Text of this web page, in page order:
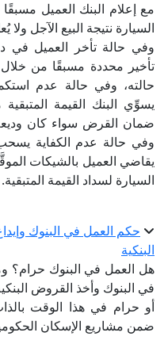
مع إعلام البنك العميل
السيارة نتيجة البيع الآجل
وفي حالة تأخر العميل
تأخير محددة مسبقًا من
حالته، وفي حالة عدم
يسوِّي البنك القيمة
ضمان القرض سواء كان
وفي حالة عدم الكفاية
يقاضي العميل بالشيكات
السيارة لسداد القيمة المتبقية.
حكم العمل في البنوك
البنكية
هل العمل في البنوك حرام؟
في البنوك وأخذ القروض
أو حرام في هذا الوقت
ضمن مشاريع الإسكان